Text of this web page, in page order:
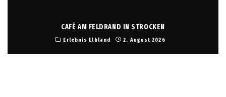
CAFÉ AM FELDRAND IN STROCKEN
Erlebnis Elbland 2. August 2026